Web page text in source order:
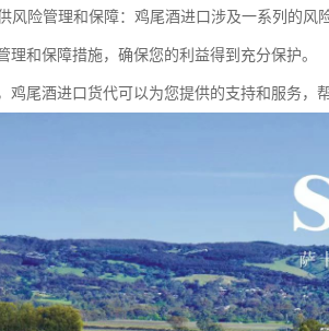
风险管理和保障：鸡尾酒进口涉及一系列的
理和保障措施，确保您的利益得到充分保护。
鸡尾酒进口货代可以为您提供的支持和服务，